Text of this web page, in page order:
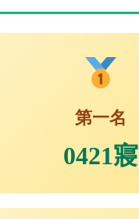
第一名
0421寢